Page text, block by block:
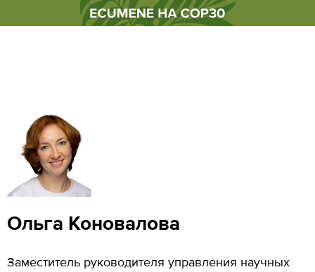
Ольга Коновалова
Заместитель руководителя управления научных